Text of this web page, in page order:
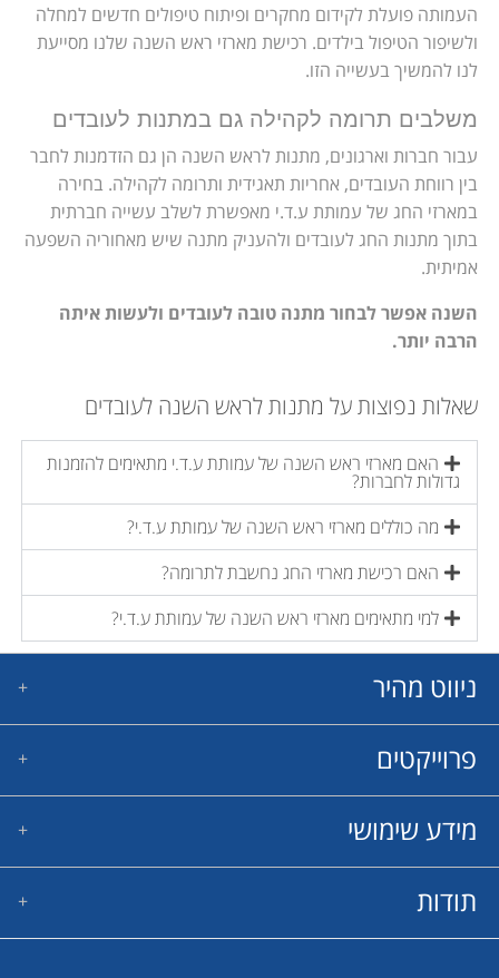
העמותה פועלת לקידום מחקרים ופיתוח טיפולים חדשים למחלה
ולשיפור הטיפול בילדים. רכישת מארזי ראש השנה שלנו מסייעת
לנו להמשיך בעשייה הזו.
משלבים תרומה לקהילה גם במתנות לעובדים
עבור חברות וארגונים, מתנות לראש השנה הן גם הזדמנות לחבר
בין רווחת העובדים, אחריות תאגידית ותרומה לקהילה. בחירה
במארזי החג של עמותת ע.ד.י מאפשרת לשלב עשייה חברתית
בתוך מתנות החג לעובדים ולהעניק מתנה שיש מאחוריה השפעה
אמיתית.
השנה אפשר לבחור מתנה טובה לעובדים ולעשות איתה
הרבה יותר.
שאלות נפוצות על מתנות לראש השנה לעובדים
האם מארזי ראש השנה של עמותת ע.ד.י מתאימים להזמנות
גדולות לחברות?
מה כוללים מארזי ראש השנה של עמותת ע.ד.י?
האם רכישת מארזי החג נחשבת לתרומה?
למי מתאימים מארזי ראש השנה של עמותת ע.ד.י?
ניווט מהיר
בית
הכירו את הילדים
חנות
מרכז הלמידה
חדשות
פרוייקטים
ריפוי גנטי
מרפאות
מידע שימושי
תקנון שימוש
תודות